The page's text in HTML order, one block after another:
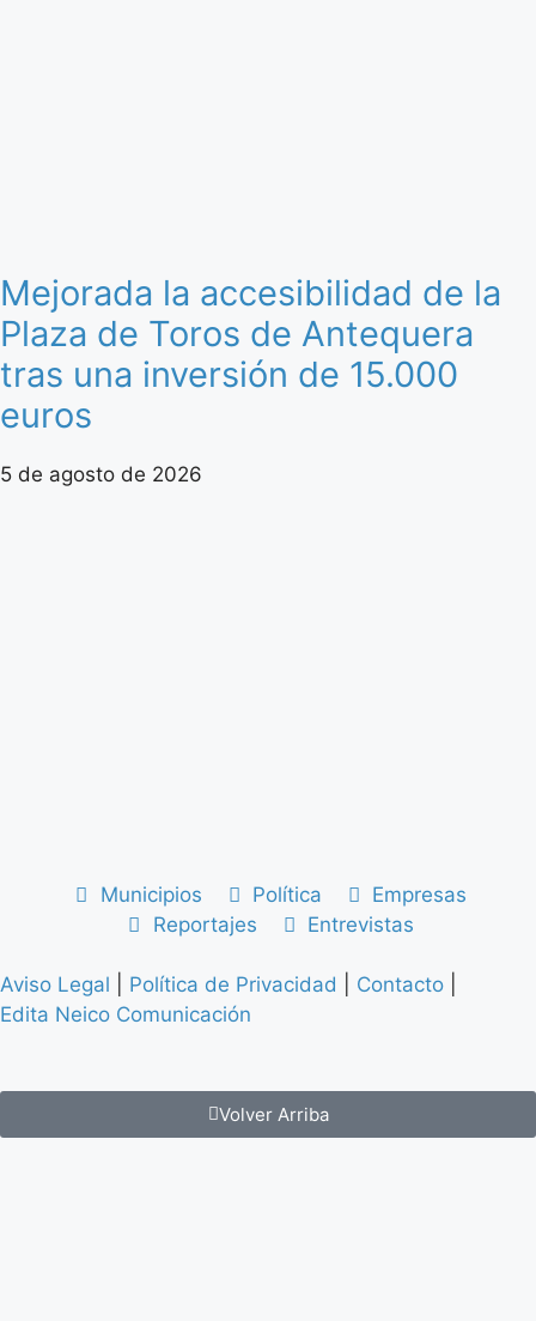
Mejorada la accesibilidad de la
Plaza de Toros de Antequera
tras una inversión de 15.000
euros
5 de agosto de 2026
Municipios Política
Empresas
Reportajes
Entrevistas
Aviso Legal Política de Privacidad Contacto
Edita Neico Comunicación
Volver Arriba